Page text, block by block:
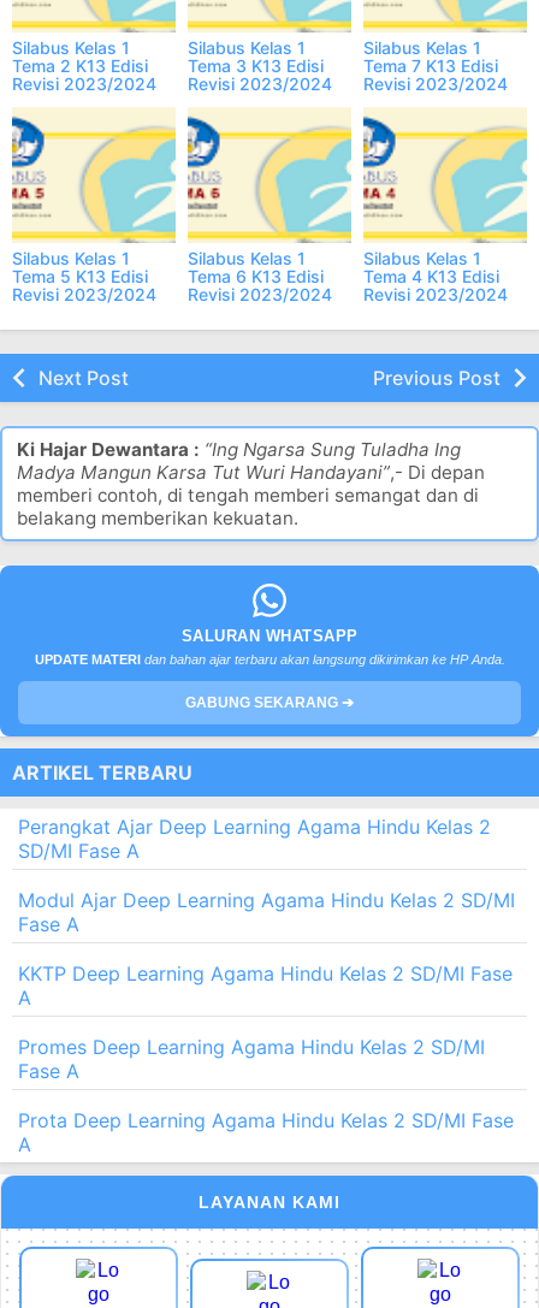
Silabus Kelas 1
Tema 2 K13 Edisi
Revisi 2023/2024
Silabus Kelas 1
Tema 3 K13 Edisi
Revisi 2023/2024
Silabus Kelas 1
Tema 7 K13 Edisi
Revisi 2023/2024
Silabus Kelas 1
Tema 5 K13 Edisi
Revisi 2023/2024
Silabus Kelas 1
Tema 6 K13 Edisi
Revisi 2023/2024
Silabus Kelas 1
Tema 4 K13 Edisi
Revisi 2023/2024
Next Post Previous Post
Ki Hajar Dewantara : “Ing Ngarsa Sung Tuladha Ing
Madya Mangun Karsa Tut Wuri Handayani”,- Di depan
memberi contoh, di tengah memberi semangat dan di
belakang memberikan kekuatan.
SALURAN WHATSAPP
UPDATE MATERI dan bahan ajar terbaru akan langsung dikirimkan ke HP Anda.
GABUNG SEKARANG ➔
ARTIKEL TERBARU
Perangkat Ajar Deep Learning Agama Hindu Kelas 2
SD/MI Fase A
Modul Ajar Deep Learning Agama Hindu Kelas 2 SD/MI
Fase A
KKTP Deep Learning Agama Hindu Kelas 2 SD/MI Fase
A
Promes Deep Learning Agama Hindu Kelas 2 SD/MI
Fase A
Prota Deep Learning Agama Hindu Kelas 2 SD/MI Fase
A
LAYANAN KAMI